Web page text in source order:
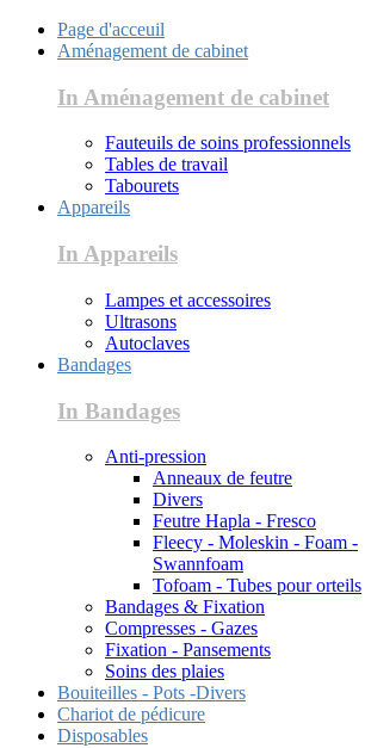
Page d'acceuil
Aménagement de cabinet
In Aménagement de cabinet
Fauteuils de soins professionnels
Tables de travail
Tabourets
Appareils
In Appareils
Lampes et accessoires
Ultrasons
Autoclaves
Bandages
In Bandages
Anti-pression
Anneaux de feutre
Divers
Feutre Hapla - Fresco
Fleecy - Moleskin - Foam -
Swannfoam
Tofoam - Tubes pour orteils
Bandages & Fixation
Compresses - Gazes
Fixation - Pansements
Soins des plaies
Bouiteilles - Pots -Divers
Chariot de pédicure
Disposables